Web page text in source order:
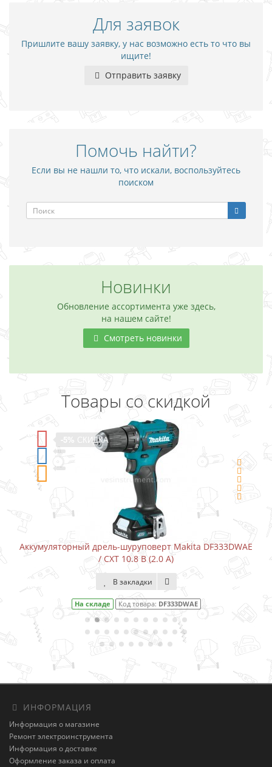
Для заявок
Пришлите вашу заявку, у нас возможно есть то что вы
ищите!
Отправить заявку
Помочь найти?
Если вы не нашли то, что искали, воспользуйтесь
поиском
Новинки
Обновление ассортимента уже здесь,
на нашем сайте!
Смотреть новинки
Товары со скидкой
СКИДКА
Аккумуляторный дрель-шуруповерт Makita DF333DWAE
/ CXT 10.8 В (2.0 А)
В закладки
На складе Код товара: DF333DWAE
ИНФОРМАЦИЯ
Информация о магазине
Ремонт электроинструмента
Информация о доставке
Оформление заказа и оплата